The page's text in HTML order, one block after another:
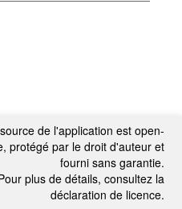
de l'application est open-
protégé par le droit d'auteur et
fourni sans garantie.
plus de détails, consultez la
déclaration de licence.